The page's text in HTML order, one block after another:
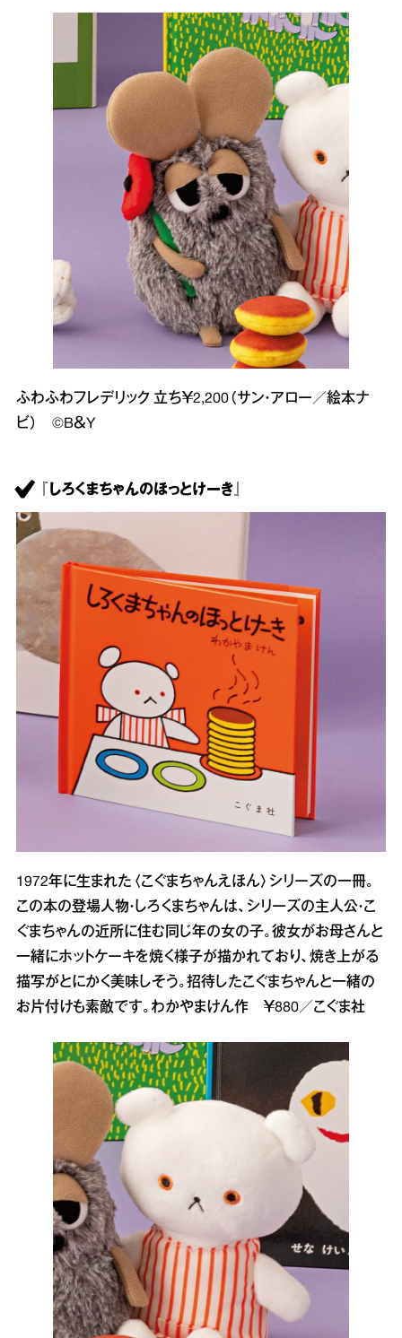
ふわふわフレデリック 立ち￥2,200（サン・アロー／絵本ナ
ビ） ©B＆Y
『しろくまちゃんのほっとけーき』
1972年に生まれた〈こぐまちゃんえほん〉シリーズの一冊。
この本の登場人物・しろくまちゃんは、シリーズの主人公・こ
ぐまちゃんの近所に住む同じ年の女の子。彼女がお母さんと
一緒にホットケーキを焼く様子が描かれており、焼き上がる
描写がとにかく美味しそう。招待したこぐまちゃんと一緒の
お片付けも素敵です。わかやまけん作 ￥880／こぐま社